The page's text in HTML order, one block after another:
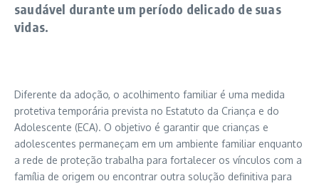
saudável durante um período delicado de suas
vidas.
Diferente da adoção, o acolhimento familiar é uma medida
protetiva temporária prevista no Estatuto da Criança e do
Adolescente (ECA). O objetivo é garantir que crianças e
adolescentes permaneçam em um ambiente familiar enquanto
a rede de proteção trabalha para fortalecer os vínculos com a
família de origem ou encontrar outra solução definitiva para